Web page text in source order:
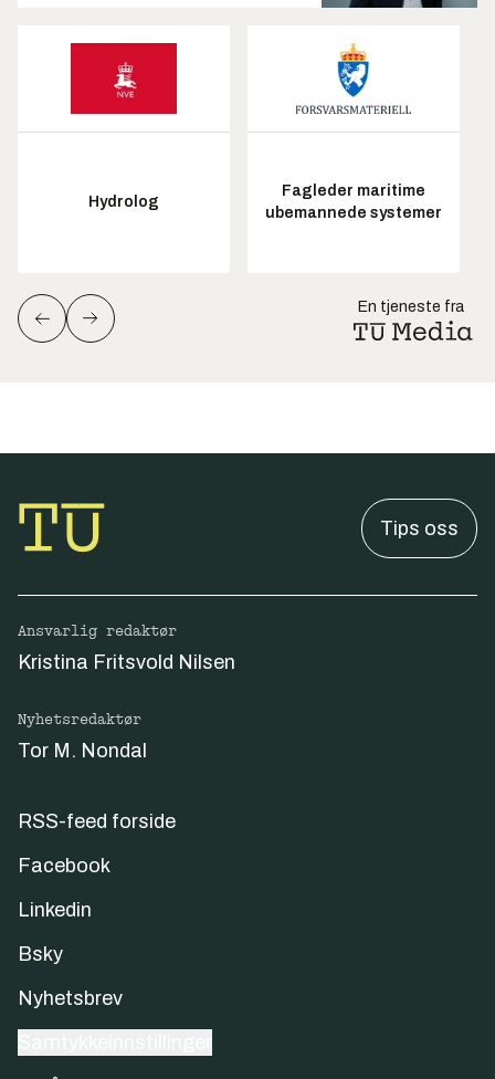
Hydrolog
Fagleder maritime
ubemannede systemer
En tjeneste fra
Tips oss
Ansvarlig redaktør
Kristina Fritsvold Nilsen
Nyhetsredaktør
Tor M. Nondal
RSS-feed forside
Facebook
Linkedin
Bsky
Nyhetsbrev